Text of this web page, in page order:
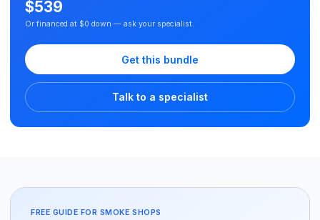
$539
Or financed at $0 down — ask your specialist.
Get this bundle
Talk to a specialist
FREE GUIDE FOR SMOKE SHOPS